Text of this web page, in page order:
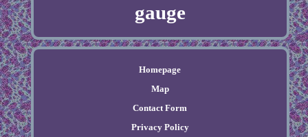
gauge
Homepage
Map
Contact Form
Privacy Policy